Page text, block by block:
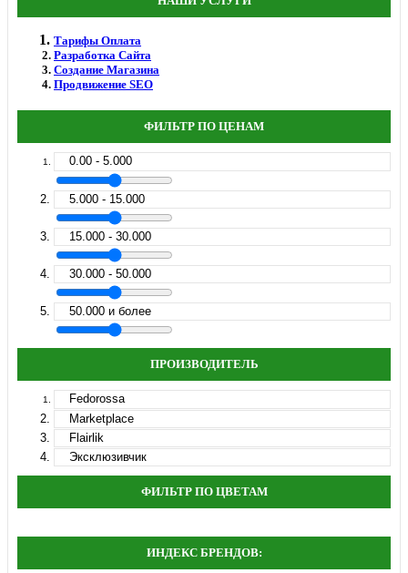
Тарифы Оплата
Разработка Сайта
Создание Магазина
Продвижение SEO
ФИЛЬТР ПО ЦЕНАМ
0.00 - 5.000
5.000 - 15.000
15.000 - 30.000
30.000 - 50.000
50.000 и более
ПРОИЗВОДИТЕЛЬ
Fedorossa
Marketplace
Flairlik
Эксклюзивчик
ФИЛЬТР ПО ЦВЕТАМ
ИНДЕКС БРЕНДОВ: